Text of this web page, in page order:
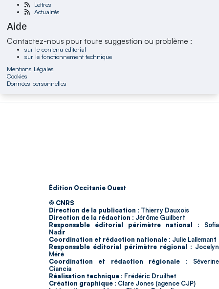
Lettres
Actualités
Aide
Contactez-nous pour toute suggestion ou problème :
sur le contenu éditorial
sur le fonctionnement technique
Mentions Légales
Cookies
Données personnelles
Édition Occitanie Ouest
© CNRS
Direction de la publication : Thierry Dauxois
Direction de la rédaction : Jérôme Guilbert
Responsable éditorial périmètre national : Sofia
Nadir
Coordination et rédaction nationale : Julie Lallemant
Responsable éditorial périmètre régional : Jocelyn
Méré
Coordination et rédaction régionale : Séverine
Ciancia
Réalisation technique : Frédéric Druilhet
Création graphique : Clare Jones (agence CJP)